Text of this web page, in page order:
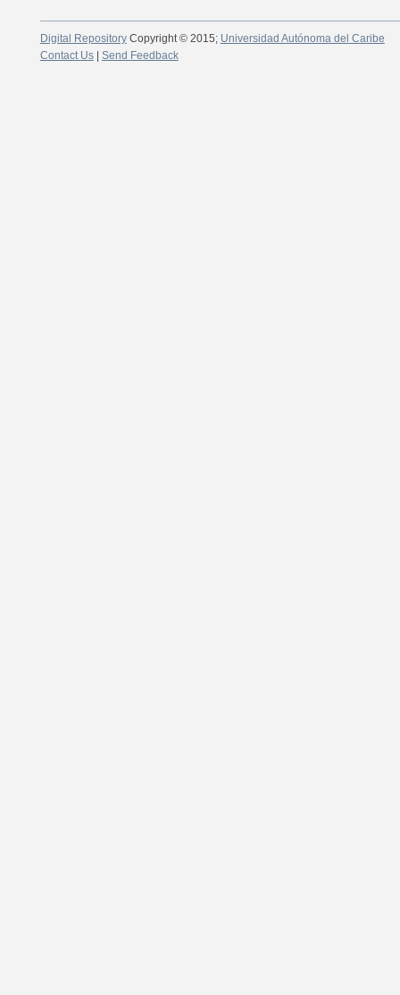
Digital RepositoryCopyright © 2015; Universidad Autónoma del Caribe
Contact Us| Send Feedback